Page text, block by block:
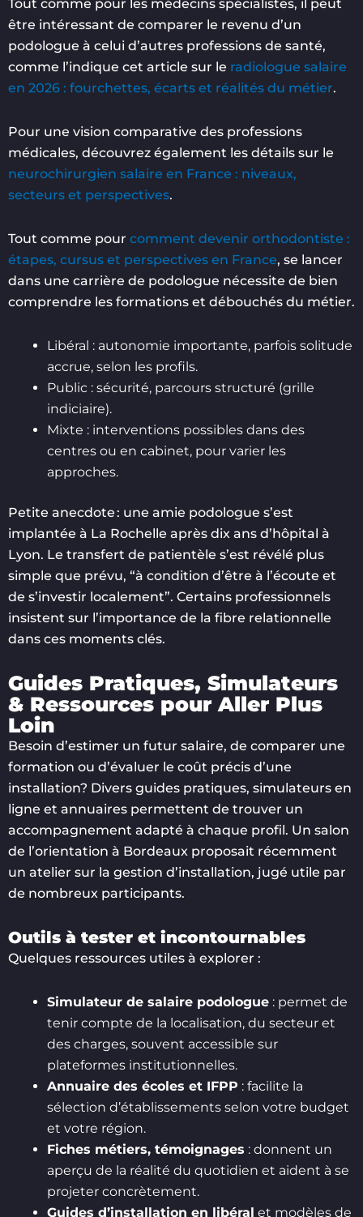
Tout comme pour les médecins spécialistes, il peut
être intéressant de comparer le revenu d’un
podologue à celui d’autres professions de santé,
comme l’indique cet article sur le radiologue salaire
en 2026 : fourchettes, écarts et réalités du métier.
Pour une vision comparative des professions
médicales, découvrez également les détails sur le
neurochirurgien salaire en France : niveaux,
secteurs et perspectives.
Tout comme pour comment devenir orthodontiste :
étapes, cursus et perspectives en France, se lancer
dans une carrière de podologue nécessite de bien
comprendre les formations et débouchés du métier.
Libéral : autonomie importante, parfois solitude
accrue, selon les profils.
Public : sécurité, parcours structuré (grille
indiciaire).
Mixte : interventions possibles dans des
centres ou en cabinet, pour varier les
approches.
Petite anecdote : une amie podologue s’est
implantée à La Rochelle après dix ans d’hôpital à
Lyon. Le transfert de patientèle s’est révélé plus
simple que prévu, “à condition d’être à l’écoute et
de s’investir localement”. Certains professionnels
insistent sur l’importance de la fibre relationnelle
dans ces moments clés.
Guides Pratiques, Simulateurs
& Ressources pour Aller Plus
Loin
Besoin d’estimer un futur salaire, de comparer une
formation ou d’évaluer le coût précis d’une
installation? Divers guides pratiques, simulateurs en
ligne et annuaires permettent de trouver un
accompagnement adapté à chaque profil. Un salon
de l’orientation à Bordeaux proposait récemment
un atelier sur la gestion d’installation, jugé utile par
de nombreux participants.
Outils à tester et incontournables
Quelques ressources utiles à explorer :
Simulateur de salaire podologue : permet de
tenir compte de la localisation, du secteur et
des charges, souvent accessible sur
plateformes institutionnelles.
Annuaire des écoles et IFPP : facilite la
sélection d’établissements selon votre budget
et votre région.
Fiches métiers, témoignages : donnent un
aperçu de la réalité du quotidien et aident à se
projeter concrètement.
Guides d’installation en libéral et modèles de